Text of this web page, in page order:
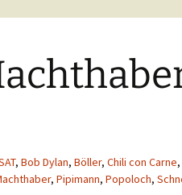
, Bob Dylan, Böller, Chili con Carne,
, Pipimann, Popoloch,